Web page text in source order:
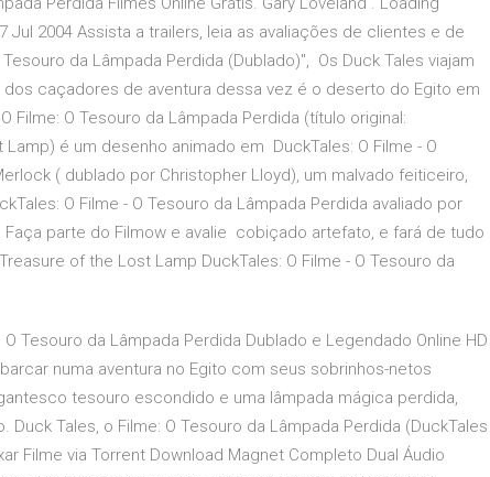
Jul 2004 Assista a trailers, leia as avaliações de clientes e de
da Lâmpada Perdida (Dublado)", Os Duck Tales viajam
caçadores de aventura dessa vez é o deserto do Egito em
O Tesouro da Lâmpada Perdida (título original:
é um desenho animado em DuckTales: O Filme - O
( dublado por Christopher Lloyd), um malvado feiticeiro,
O Filme - O Tesouro da Lâmpada Perdida avaliado por
parte do Filmow e avalie cobiçado artefato, e fará de tudo
of the Lost Lamp DuckTales: O Filme - O Tesouro da
Tesouro da Lâmpada Perdida Dublado e Legendado Online HD
numa aventura no Egito com seus sobrinhos-netos
tesouro escondido e uma lâmpada mágica perdida,
Tales, o Filme: O Tesouro da Lâmpada Perdida (DuckTales
Filme via Torrent Download Magnet Completo Dual Áudio